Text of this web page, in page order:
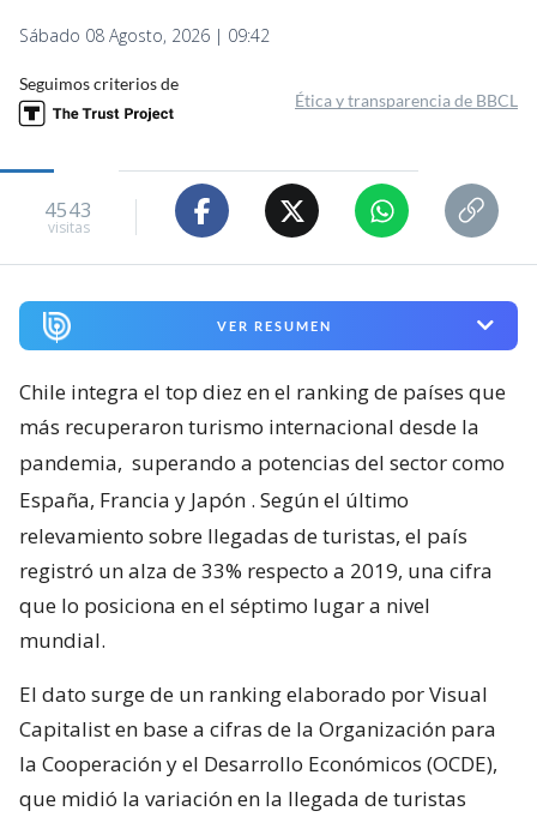
Sábado 08 Agosto, 2026 | 09:42
Seguimos criterios de
Ética y transparencia de BBCL
4543
visitas
VER RESUMEN
Chile integra el top diez en el ranking de países que
más recuperaron turismo internacional desde la
pandemia, superando a potencias del sector como
España, Francia y Japón . Según el último
relevamiento sobre llegadas de turistas, el país
registró un alza de 33% respecto a 2019, una cifra
que lo posiciona en el séptimo lugar a nivel
mundial.
El dato surge de un ranking elaborado por Visual
Capitalist en base a cifras de la Organización para
la Cooperación y el Desarrollo Económicos (OCDE),
que midió la variación en la llegada de turistas